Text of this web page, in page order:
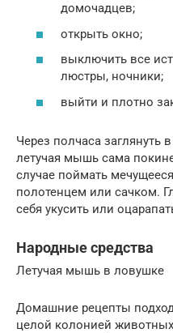
домочадцев;
открыть окно;
выключить все
люстры, ночники;
выйти и плотно
Через полчаса заглянуть
летучая мышь сама
случае поймать
полотенцем или сачком.
себя укусить или
Народные средства
Летучая мышь в ловушке
Домашние рецепты
целой колонией